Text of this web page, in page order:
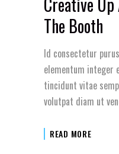
The Booth
Id consectetur
elementum integer
tincidunt vitae
volutpat diam ut
READ MORE